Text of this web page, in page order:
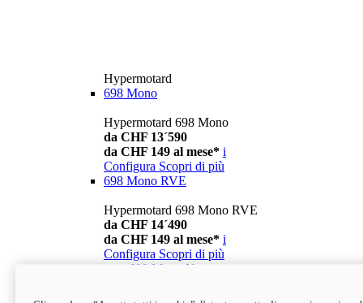
Hypermotard
698 Mono
Hypermotard 698 Mono
da CHF 13´590
da CHF 149 al mese* i
Configura Scopri di più
698 Mono RVE
Hypermotard 698 Mono RVE
da CHF 14´490
da CHF 149 al mese* i
Configura Scopri di più
698 Mono Nera
Hypermotard 698 Mono Nera